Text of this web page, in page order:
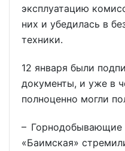
эксплуатацию
них и убедилась в
техники.
12 января были
документы, и уже в
полноценно могли
– Горнодобывающие
«Баимская»